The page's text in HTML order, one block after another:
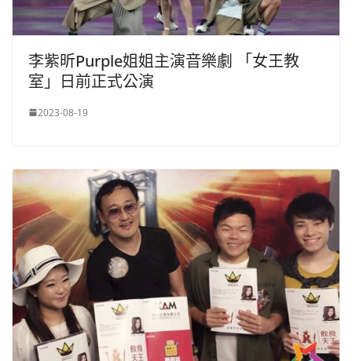
李紫昕Purple姐姐主演音樂劇 「女王教
室」日前正式公演
2023-08-19